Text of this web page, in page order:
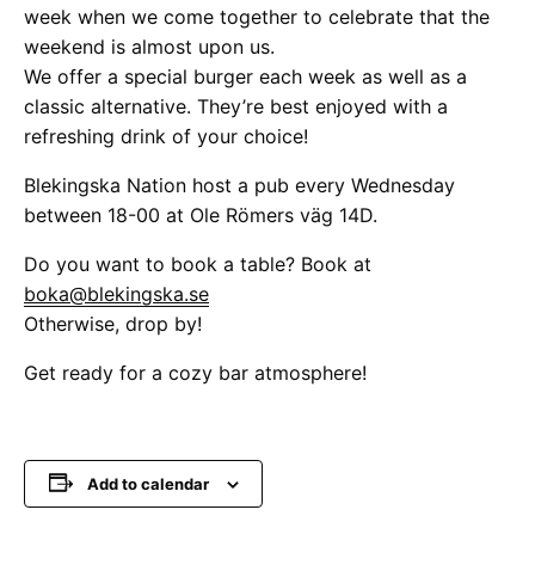
week when we come together to celebrate that the
weekend is almost upon us.
We offer a special burger each week as well as a
classic alternative. They’re best enjoyed with a
refreshing drink of your choice!
Blekingska Nation host a pub every Wednesday
between 18-00 at Ole Römers väg 14D.
Do you want to book a table? Book at
boka@blekingska.se
Otherwise, drop by!
Get ready for a cozy bar atmosphere!
Add to calendar